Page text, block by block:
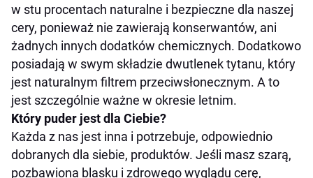
w stu procentach naturalne i bezpieczne dla naszej
cery, ponieważ nie zawierają konserwantów, ani
żadnych innych dodatków chemicznych. Dodatkowo
posiadają w swym składzie dwutlenek tytanu, który
jest naturalnym filtrem przeciwsłonecznym. A to
jest szczególnie ważne w okresie letnim.
Który puder jest dla Ciebie?
Każda z nas jest inna i potrzebuje, odpowiednio
dobranych dla siebie, produktów. Jeśli masz szarą,
pozbawiona blasku i zdrowego wyglądu cerę,